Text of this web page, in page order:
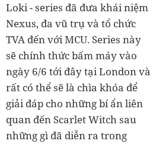
Loki - series đã đưa khái niệm
Nexus, đa vũ trụ và tổ chức
TVA đến với MCU. Series này
sẽ chính thức bấm máy vào
ngày 6/6 tới đây tại London và
rất có thể sẽ là chìa khóa để
giải đáp cho những bí ẩn liên
quan đến Scarlet Witch sau
những gì đã diễn ra trong